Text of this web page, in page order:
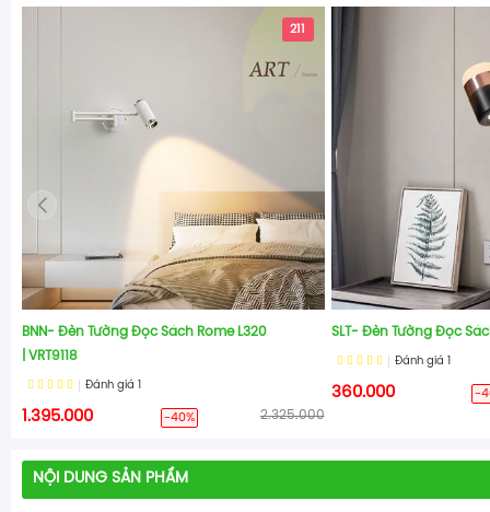
211
BNN- Đèn Tường Đọc Sách Rome L320
| VRT9118
Đánh giá
1.395.000 -40% 2.325.000
SLT- Đèn Tường Đọc
Đánh giá
360.000 -
NỘI DUNG SẢN PHẨM